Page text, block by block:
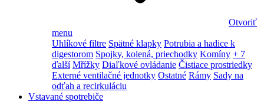
Otvoriť
menu
Uhlíkové filtre Spätné klapky Potrubia a hadice k
digestorom Spojky, kolená, priechodky Komíny + 7
ďalší Mřížky Diaľkové ovládanie Čistiace prostriedky
Externé ventilačné jednotky Ostatné Rámy Sady na
odťah a recirkuláciu
Vstavané spotrebiče